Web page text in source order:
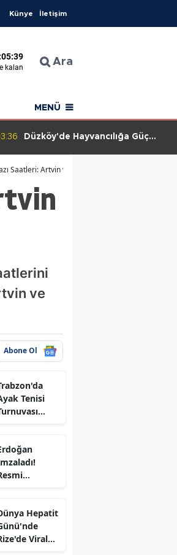
Künye İletişim
kalan Ara
MENÜ
Düzköy'de Hayvancılığa Güç
Saatleri: Artvin ve İlçelerinde Hangi Saatte
ve
Abone Ol
Tenisi
4
Kadro,
Hepatit
Viral